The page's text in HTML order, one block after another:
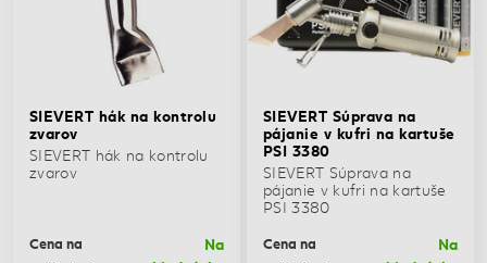
SIEVERT hák na kontrolu
zvarov
SIEVERT hák na kontrolu
zvarov
Cena na
Na
SIEVERT Súprava na
pájanie v kufri na kartuše
PSI 3380
SIEVERT Súprava na
pájanie v kufri na kartuše
PSI 3380
Cena na
Na